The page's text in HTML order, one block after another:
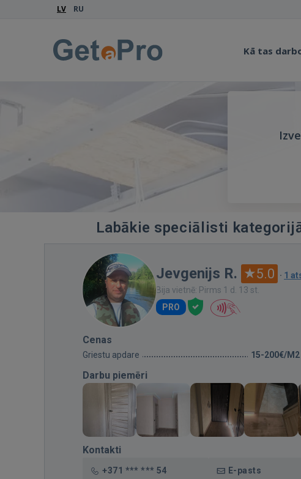
LV RU
Kā tas
Labākie speciālisti
Jevgenijs R. 5.0 · 1
Bija vietnē: Pirms 1 d. 13 st.
PRO
Cenas
Griestu apdare 15-200€/M2
Darbu piemēri
Kontakti
+371 *** *** 54 E-pasts